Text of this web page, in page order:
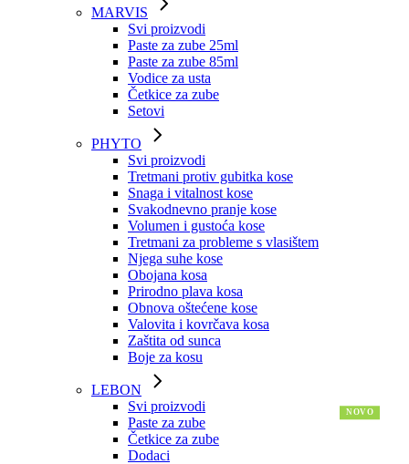
MARVIS
Svi proizvodi
Paste za zube 25ml
Paste za zube 85ml
Vodice za usta
Četkice za zube
Setovi
PHYTO
Svi proizvodi
Tretmani protiv gubitka kose
Snaga i vitalnost kose
Svakodnevno pranje kose
Volumen i gustoća kose
Tretmani za probleme s vlasištem
Njega suhe kose
Obojana kosa
Prirodno plava kosa
Obnova oštećene kose
Valovita i kovrčava kosa
Zaštita od sunca
Boje za kosu
LEBON
Svi proizvodi
Paste za zube
Četkice za zube
Dodaci